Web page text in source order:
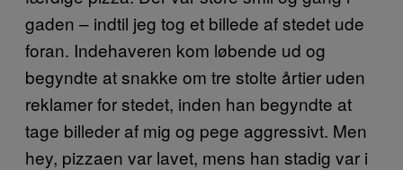
gaden – indtil jeg tog et billede af stedet ude
foran. Indehaveren kom løbende ud og
begyndte at snakke om tre stolte årtier uden
reklamer for stedet, inden han begyndte at
tage billeder af mig og pege aggressivt. Men
hey, pizzaen var lavet, mens han stadig var i